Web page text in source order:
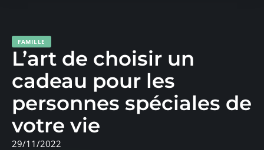
FAMILLE
L’art de choisir un
cadeau pour les
personnes spéciales de
votre vie
29/11/2022